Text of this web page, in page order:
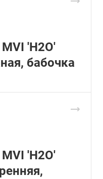
'H2O'
бабочка
'H2O'